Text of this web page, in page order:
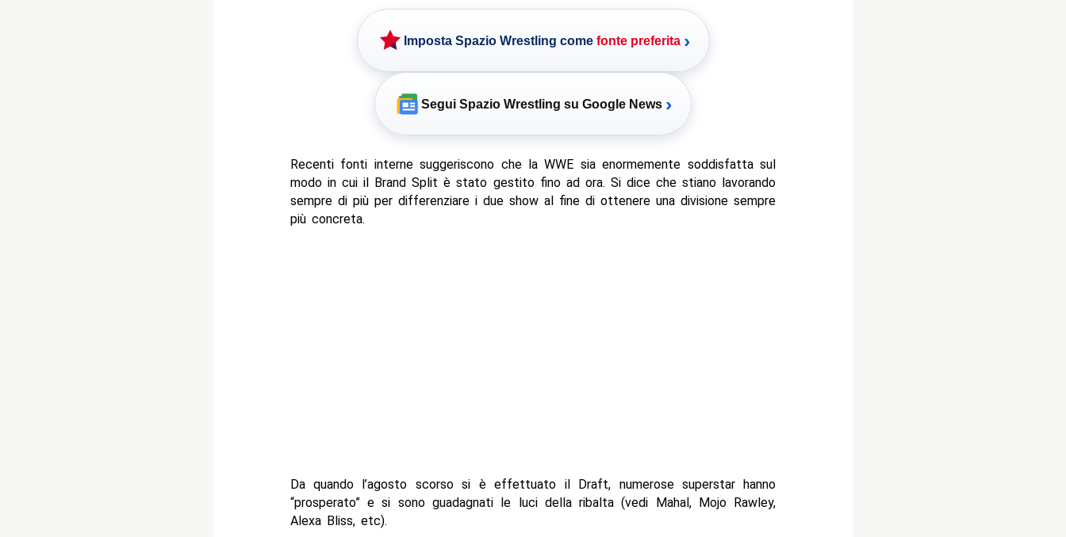
Imposta Spazio Wrestling come fonte preferita ›
Segui Spazio Wrestling su Google News ›
Recenti fonti interne suggeriscono che la WWE sia enormemente soddisfatta sul
modo in cui il Brand Split è stato gestito fino ad ora. Si dice che stiano lavorando
sempre di più per differenziare i due show al fine di ottenere una divisione sempre
più concreta.
Da quando l’agosto scorso si è effettuato il Draft, numerose superstar hanno
“prosperato” e si sono guadagnati le luci della ribalta (vedi Mahal, Mojo Rawley,
Alexa Bliss, etc).